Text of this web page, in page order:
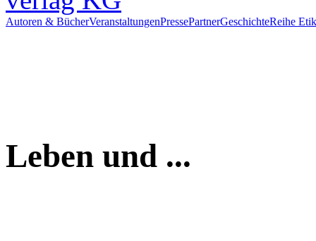
Autoren & BücherVeranstaltungenPressePartnerGeschichteReihe
Leben und ...